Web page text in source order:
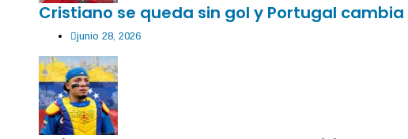
Cristiano se queda sin gol y Portugal
junio 28, 2026